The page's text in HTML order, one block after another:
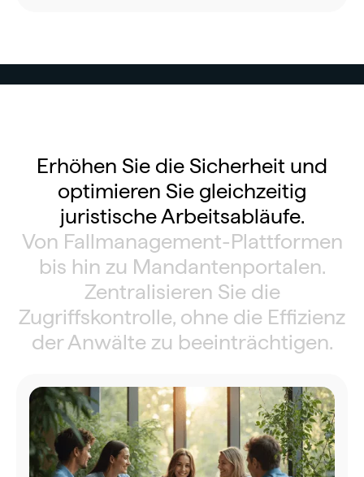
Erhöhen Sie die Sicherheit und
optimieren Sie gleichzeitig
juristische Arbeitsabläufe.
Von Fallmanagement-Plattformen
bis hin zu Mandantenportalen.
Zentralisieren Sie die
Zugriffskontrolle, ohne die Effizienz
der Anwälte zu beeinträchtigen.